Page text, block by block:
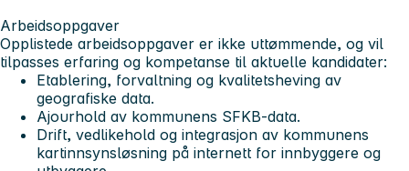
Arbeidsoppgaver
Opplistede arbeidsoppgaver er ikke uttømmende, og vil
tilpasses erfaring og kompetanse til aktuelle kandidater:
Etablering, forvaltning og kvalitetsheving av
geografiske data.
Ajourhold av kommunens SFKB-data.
Drift, vedlikehold og integrasjon av kommunens
kartinnsynsløsning på internett for innbyggere og